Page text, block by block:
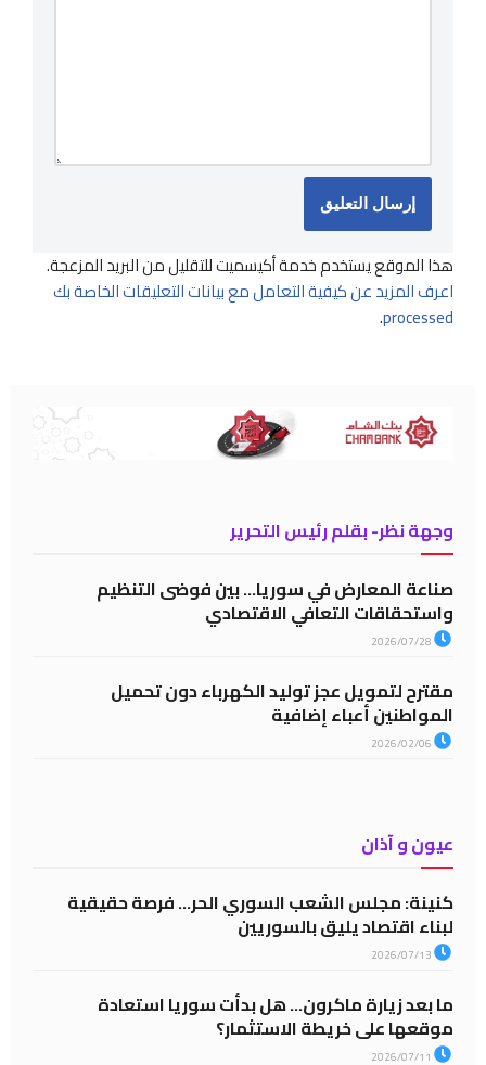
هذا الموقع يستخدم خدمة أكيسميت للتقليل من البريد المزعجة.
اعرف المزيد عن كيفية التعامل مع بيانات التعليقات الخاصة بك
processed
.
وجهة نظر- بقلم رئيس التحرير
صناعة المعارض في سوريا… بين فوضى التنظيم
واستحقاقات التعافي الاقتصادي
مقترح لتمويل عجز توليد الكهرباء دون تحميل
المواطنين أعباء إضافية
عيون و آذان
كنينة: مجلس الشعب السوري الحر… فرصة حقيقية
لبناء اقتصاد يليق بالسوريين
ما بعد زيارة ماكرون… هل بدأت سوريا استعادة
موقعها على خريطة الاستثمار؟